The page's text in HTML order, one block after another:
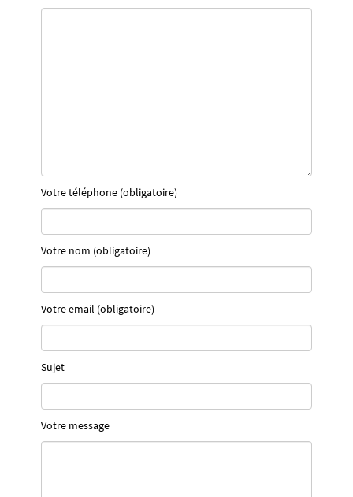
Votre téléphone (obligatoire)
Votre nom (obligatoire)
Votre email (obligatoire)
Sujet
Votre message